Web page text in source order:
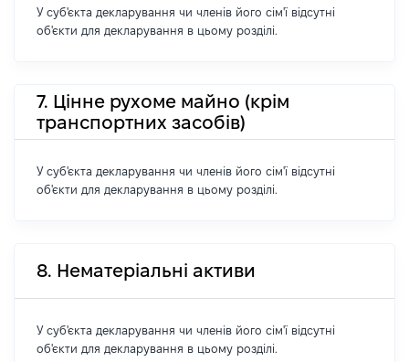
У суб'єкта декларування чи членів його сім'ї відсутні
об'єкти для декларування в цьому розділі.
7. Цінне рухоме майно (крім
транспортних засобів)
У суб'єкта декларування чи членів його сім'ї відсутні
об'єкти для декларування в цьому розділі.
8. Нематеріальні активи
У суб'єкта декларування чи членів його сім'ї відсутні
об'єкти для декларування в цьому розділі.